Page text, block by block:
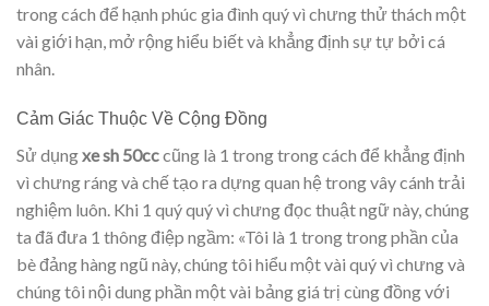
trong cách để hạnh phúc gia đình quý vì chưng thử thách một
vài giới hạn, mở rộng hiểu biết và khẳng định sự tự bởi cá
nhân.
Cảm Giác Thuộc Về Cộng Đồng
Sử dụngxe sh 50cccũng là 1 trong trong cách để khẳng định
vì chưng ráng và chế tạo ra dựng quan hệ trong vây cánh trải
nghiệm luôn. Khi 1 quý quý vì chưng đọc thuật ngữ này, chúng
ta đã đưa 1 thông điệp ngầm: «Tôi là 1 trong trong phần của
bè đảng hàng ngũ này, chúng tôi hiểu một vài quý vì chưng và
chúng tôi nội dung phần một vài bảng giá trị cùng đồng với